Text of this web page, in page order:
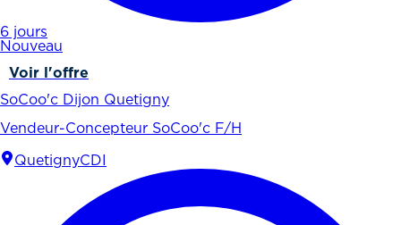
6 jours
Nouveau
Voir l'offre
SoCoo'c Dijon Quetigny
Vendeur-Concepteur SoCoo'c F/H
QuetignyCDI